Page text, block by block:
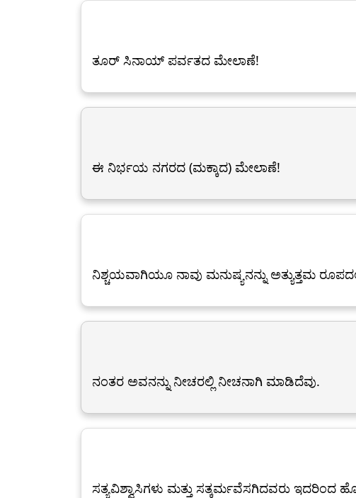
ತೂರ್ ಸಿನಾಯ್ ಪರ್ವತದ ಮೇಲಾಣೆ!
ಈ ನಿರ್ಭಯ ನಗರದ (ಮಕ್ಕಾದ) ಮೇಲಾಣೆ!
ನಿಶ್ಚಯವಾಗಿಯೂ ನಾವು ಮನುಷ್ಯನನ್ನು ಅತ್ಯುತ್ತಮ
ನಂತರ ಅವನನ್ನು ನೀಚರಲ್ಲಿ ನೀಚನಾಗಿ ಮಾಡಿದೆವು.
ಸತ್ಯವಿಶ್ವಾಸಿಗಳು ಮತ್ತು ಸತ್ಕರ್ಮವೆಸಗಿದವರು